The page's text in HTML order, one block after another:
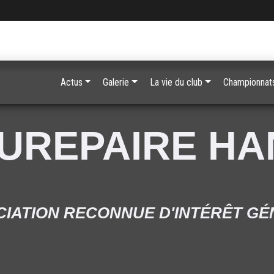
RECONNUE D'INTÉRÊT
Actus Galerie La vie du club